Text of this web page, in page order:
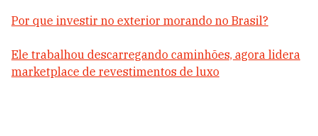
Por que investir no exterior morando no Brasil?
Ele trabalhou descarregando caminhões, agora lidera
marketplace de revestimentos de luxo